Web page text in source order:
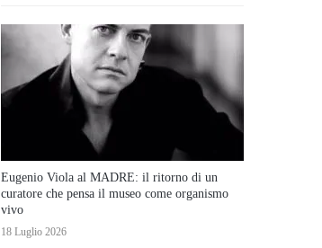
Eugenio Viola al MADRE: il ritorno di un
curatore che pensa il museo come organismo
vivo
18 Luglio 2026